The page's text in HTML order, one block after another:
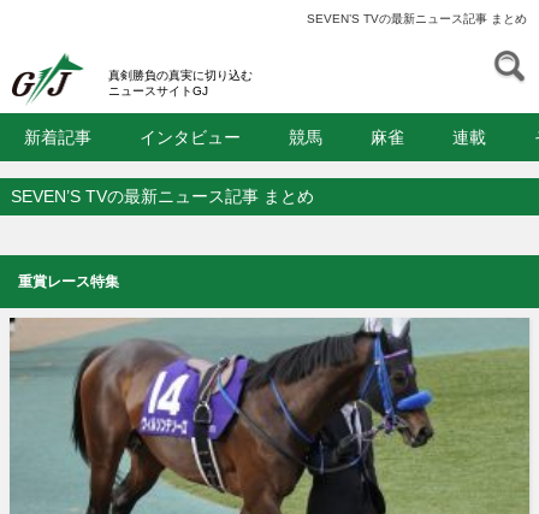
SEVEN’S TVの最新ニュース記事 まとめ
真剣勝負の真実に切り込む
ニュースサイトGJ
新着記事 インタビュー 競馬 麻雀 連載
SEVEN’S TVの最新ニュース記事 まとめ
重賞レース特集